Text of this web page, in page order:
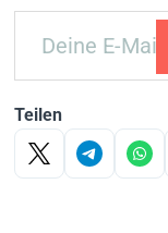
Teilen